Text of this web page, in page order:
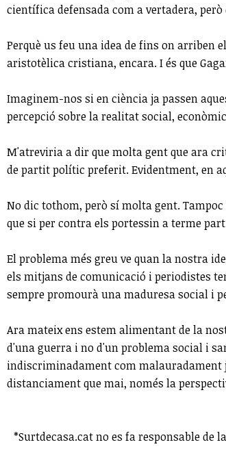
científica defensada com a vertadera,
Perquè us feu una idea de fins on arriben
aristotèlica cristiana, encara. I és que
Imaginem-nos si en ciència ja passen
percepció sobre la realitat social,
M'atreviria a dir que molta gent que ara
de partit polític preferit. Evidentment, en
No dic tothom, però sí molta gent.
que si per contra els portessin a terme
El problema més greu ve quan la nostra
els mitjans de comunicació i periodistes
sempre promourà una maduresa social i
Ara mateix ens estem alimentant de la
d'una guerra i no d'un problema social i
indiscriminadament com malauradament
distanciament que mai, només la
*Surtdecasa.cat no es fa responsable de